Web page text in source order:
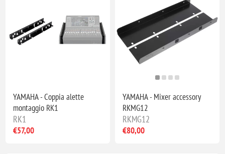
YAMAHA - Coppia alette
montaggio RK1
RK1
€57,00
YAMAHA - Mixer accessory
RKMG12
RKMG12
€80,00